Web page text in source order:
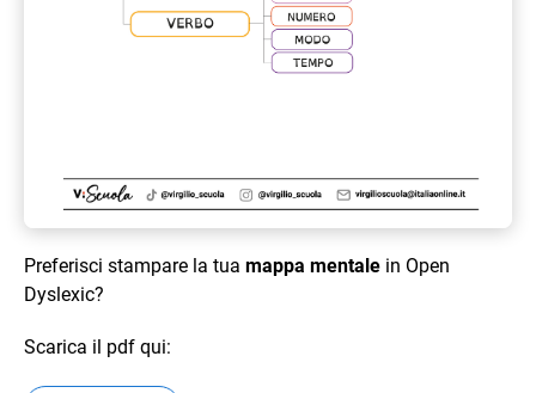
Preferisci stampare la tua mappa mentale in Open
Dyslexic?
Scarica il pdf qui: